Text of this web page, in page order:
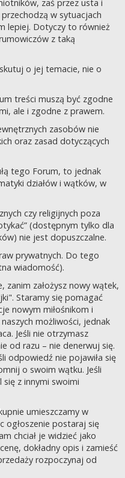
zaś przez usta i
w sytuacjach
lepiej. Dotyczy to również
z taką
o jej temacie, nie o
treści muszą być zgodne
ale i zgodne z prawem.
zasobów nie
oraz zasad dotyczących
tego Forum, to jednak
działów i wątków, w
czy religijnych poza
(dostępnym tylko dla
nie jest dopuszczalne.
prywatnych. Do tego
wiadomość).
zanim założysz nowy wątek,
Staramy się pomagać
nowym miłośnikom i
możliwości, jednak
Jeśli nie otrzymasz
od razu – nie denerwuj się.
odpowiedź nie pojawiła się
o swoim wątku. Jeśli
się z innymi swoimi
umieszczamy w
ogłoszenie postaraj się
chciał je widzieć jako
dokładny opis i zamieść
rozpoczynaj od